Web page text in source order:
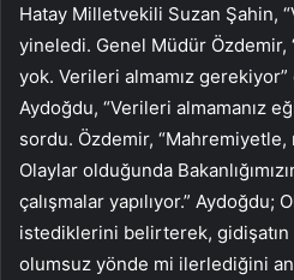
Hatay Milletvekili Suzan Şahin,
yineledi. Genel Müdür Özdemir,
yok. Verileri almamız gerekiyor”
Aydoğdu, “Verileri almamanız
sordu. Özdemir,
Olaylar olduğunda
çalışmalar yapılıyor.” Aydoğdu;
istediklerini belirterek,
olumsuz yönde mi ilerlediğini